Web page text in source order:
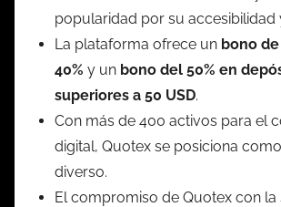
popularidad por su accesibilidad
La plataforma ofrece un bono
40% y un bono del 50% en
superiores a 50 USD.
Con más de 400 activos para el
digital, Quotex se posiciona
diverso.
El compromiso de Quotex con la